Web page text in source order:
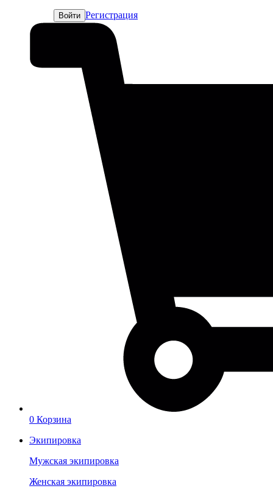
Войти Регистрация
0 Корзина
Экипировка
Мужская экипировка
Женская экипировка